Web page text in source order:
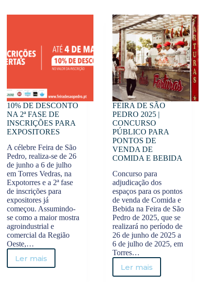
10% DE DESCONTO
NA 2ª FASE DE
INSCRIÇÕES PARA
EXPOSITORES
A célebre Feira de São
Pedro, realiza-se de 26
de junho a 6 de julho
em Torres Vedras, na
Expotorres e a 2ª fase
de inscrições para
expositores já
começou. Assumindo-
se como a maior mostra
agroindustrial e
comercial da Região
Oeste,…
Ler mais
10%
FEIRA DE SÃO
PEDRO 2025 |
CONCURSO
PÚBLICO PARA
PONTOS DE
VENDA DE
COMIDA E BEBIDA
Concurso para
adjudicação dos
espaços para os pontos
de venda de Comida e
Bebida na Feira de São
Pedro de 2025, que se
realizará no período de
26 de junho de 2025 a
6 de julho de 2025, em
Torres…
Ler mais
FEIRA